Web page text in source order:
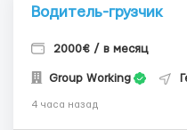
Водитель-грузчик
2000€ / в месяц
Group Working
4 часа назад